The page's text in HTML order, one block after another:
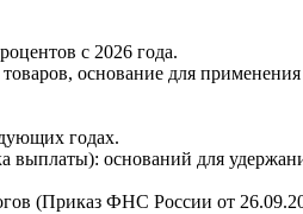
с 2026 года.
основание для применения
годах.
оснований для
(Приказ ФНС России от